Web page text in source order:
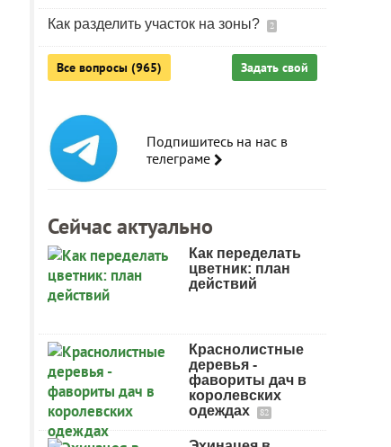
Как разделить участок на зоны? 2
Все вопросы (965) Задать свой
Подпишитесь на нас в
телеграме
Сейчас актуально
Как переделать
цветник: план
действий
Краснолистные
деревья -
фавориты дач в
королевских
одеждах
82